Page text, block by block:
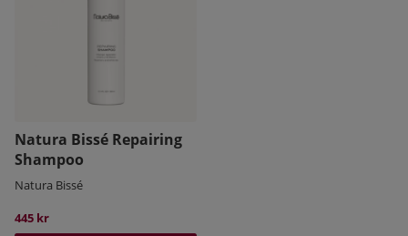
Natura Bissé Repairing
Shampoo
Natura Bissé
445 kr